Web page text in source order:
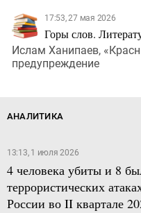
17:53, 27 мая 2026
Горы слов.
Ислам Ханипаев,
предупреждение
АНАЛИТИКА
13:13, 1 июля 2026
4 человека убиты и 8
террористических
России во II квартале